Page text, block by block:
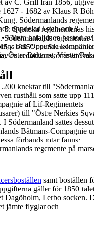
av C. Grill från 1856,
1627 - 1682 av Klaus R
Södermanlands
5. Svenska regementenas
Södermanlands
- 1865" , ur Svensk
en redaktionskommitté
uppdelad istab och 8
• Första bataljonen bestod av
och Oppunda
ÖsterRekarne, Väster
knektar till "
rusthåll som satte upp 111
af Lif-Regimentets
till "Östre Nerkies
I Södermanland sattes
Båtmans-Compagnie
förbands rotar fanns:
regemente på
samt boställen
gäller för 1850-
Dagöholm, Lerbo socken.
jämte flyglar och